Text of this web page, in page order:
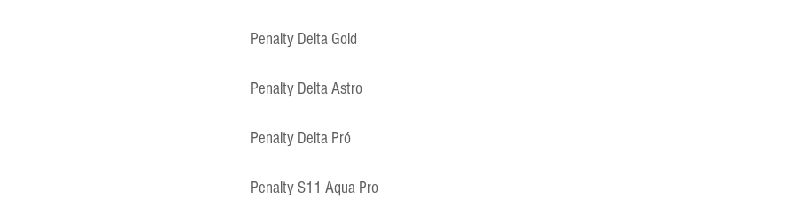
Penalty Delta Gold
Penalty Delta Astro
Penalty Delta Pró
Penalty S11 Aqua Pro